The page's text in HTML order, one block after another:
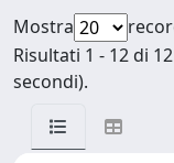
Mostra
Risultati 1 - 12 di
secondi).